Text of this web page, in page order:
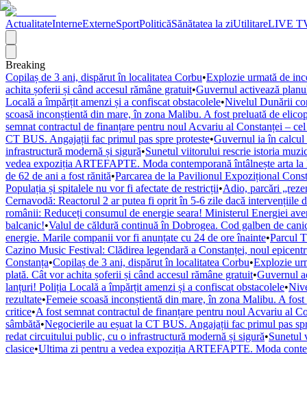
ActualitateInterneExterneSportPoliticăSănătatea la ziUtilitareLIVE
Breaking
Copilaș de 3 ani, dispărut în localitatea Corbu•Explozie urmată de
achita șoferii și când accesul rămâne gratuit•Guvernul activează
Locală a împărțit amenzi și a confiscat obstacolele•Nivelul Dunării
scoasă inconștientă din mare, în zona Malibu. A fost preluată de
semnat contractul de finanțare pentru noul Acvariu al Constanței –
CT BUS. Angajații fac primul pas spre proteste•Guvernul ia în calcul
infrastructură modernă și sigură•Sunetul viitorului rescrie istoria
vedea expoziția ARTEFAPTE. Moda contemporană întâlnește arta
de 62 de ani a fost rănită•Parcarea de la Pavilionul Expozițional
Populația și spitalele nu vor fi afectate de restricții•Adio, parcări
Cernavodă: Reactorul 2 ar putea fi oprit în 5-6 zile dacă intervențiile
românii: Reduceți consumul de energie seara! Ministerul Energiei
balcanic!•Valul de căldură continuă în Dobrogea. Cod galben de
energie. Marile companii vor fi anunțate cu 24 de ore înainte•Parcul
Cazino Music Festival: Clădirea legendară a Constanței, noul
Constanța•Copilaș de 3 ani, dispărut în localitatea Corbu•Explozie
plată. Cât vor achita șoferii și când accesul rămâne gratuit•Guvernul
lanțuri! Poliția Locală a împărțit amenzi și a confiscat obstacolele•
rezultate•Femeie scoasă inconștientă din mare, în zona Malibu. A
critice•A fost semnat contractul de finanțare pentru noul Acvariu al
sâmbătă•Negocierile au eșuat la CT BUS. Angajații fac primul pas
redat circuitului public, cu o infrastructură modernă și sigură•Sunetul
clasice•Ultima zi pentru a vedea expoziția ARTEFAPTE. Moda